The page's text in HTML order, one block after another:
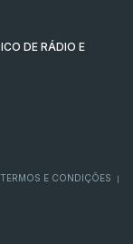
DE RÁDIO E
TERMOS E CONDIÇÕES